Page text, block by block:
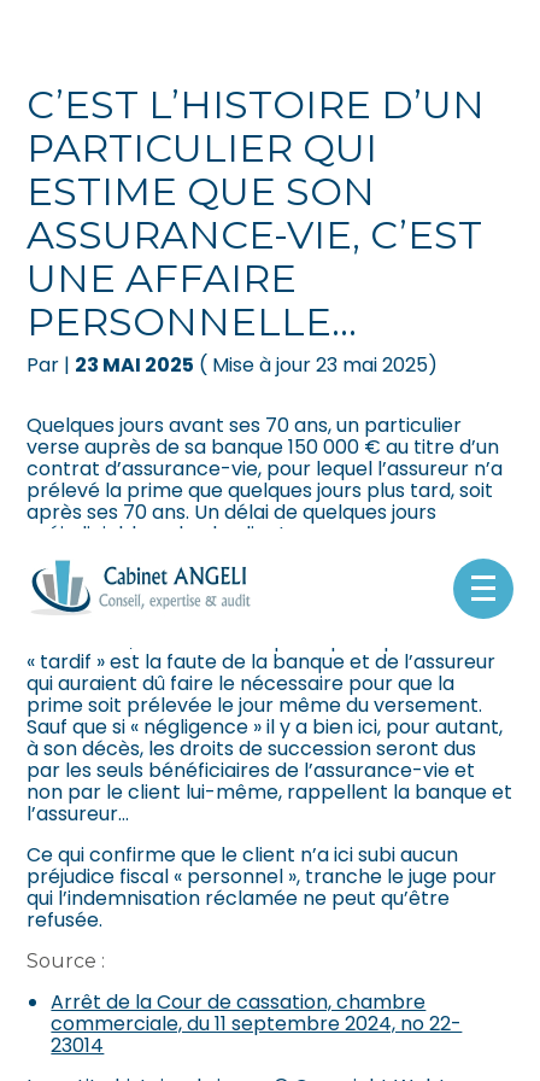
Aller
au
Gérer votre quotidien
Piloter votre entreprise
Développer votre entreprise
Construire votre patrimoine
Être prêt pour la facturation
Suivre votre comptabilité
Gérer vos ressources humaines
Dématérialiser vos documents
C’EST L’HISTOIRE D’UN
PARTICULIER QUI
ESTIME QUE SON
ASSURANCE-VIE, C’EST
UNE AFFAIRE
PERSONNELLE…
Par | 23 MAI 2025 ( Mise à jour 23 mai 2025)
Quelques jours avant ses 70 ans, un particulier
verse auprès de sa banque 150 000 € au titre d’un
contrat d’assurance-vie, pour lequel l’assureur n’a
prélevé la prime que quelques jours plus tard, soit
après ses 70 ans. Un délai de quelques jours
préjudiciable, selon le client…
Le prélèvement des fonds après ses 70 ans lui fait
perdre une chance de transmettre à son décès la
prime versée à ses bénéficiaires sans droit de
« tardif » est la faute de la banque et de l’assureur
qui auraient dû faire le nécessaire pour que la
prime soit prélevée le jour même du versement.
Sauf que si « négligence » il y a bien ici, pour autant,
à son décès, les droits de succession seront dus
par les seuls bénéficiaires de l’assurance-vie et
non par le client lui-même, rappellent la banque et
l’assureur…
Ce qui confirme que le client n’a ici subi aucun
préjudice fiscal « personnel », tranche le juge pour
qui l’indemnisation réclamée ne peut qu’être
refusée.
Source :
Arrêt de la Cour de cassation, chambre
commerciale, du 11 septembre 2024, no 22-
23014